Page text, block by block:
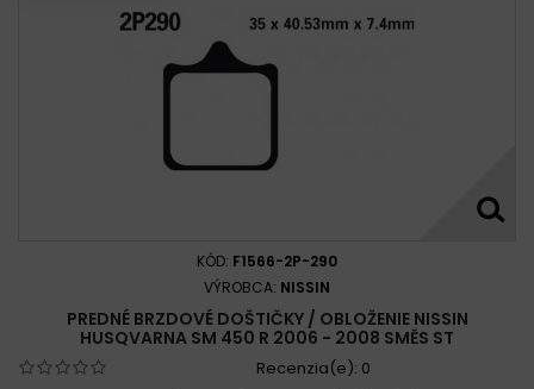
KÓD: F1566-2P-290
VÝROBCA: NISSIN
PREDNÉ BRZDOVÉ DOŠTIČKY / OBLOŽENIE NISSIN
HUSQVARNA SM 450 R 2006 - 2008 SMĚS ST
Recenzia(e): 0